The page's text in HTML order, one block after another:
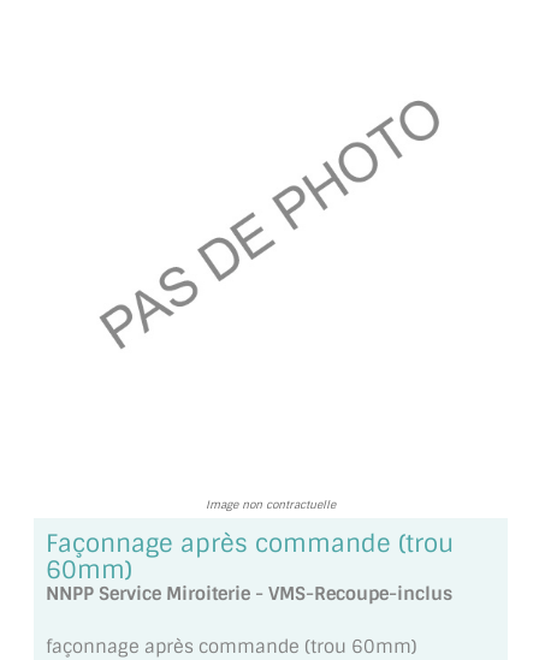
TOUS LES TARIFS AU M2
GUIDE : CHOIX PAR UTILISATION
INSPIRATIONS ET NOUVEAUTÉS
MIROIR VIEILLI
MIROIR DÉCORATIF DE COULEUR
LOTS DE MIROIRS EN MOZAÏQUE
Image non contractuelle
Façonnage après commande (trou
60mm)
NNPP Service Miroiterie - VMS-Recoupe-inclus
façonnage après commande (trou 60mm)